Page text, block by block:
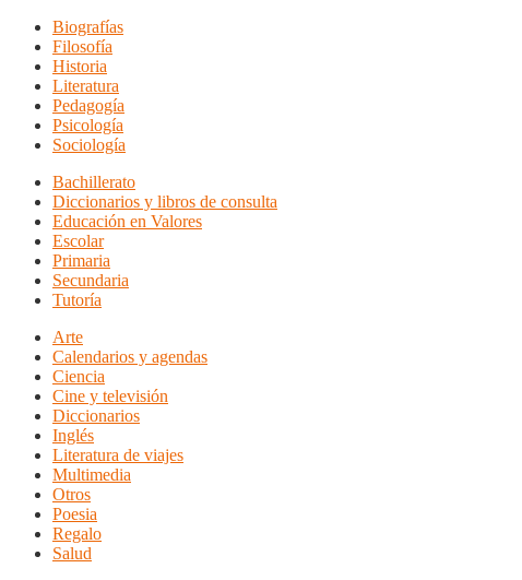
Biografías
Filosofía
Historia
Literatura
Pedagogía
Psicología
Sociología
Bachillerato
Diccionarios y libros de consulta
Educación en Valores
Escolar
Primaria
Secundaria
Tutoría
Arte
Calendarios y agendas
Ciencia
Cine y televisión
Diccionarios
Inglés
Literatura de viajes
Multimedia
Otros
Poesia
Regalo
Salud